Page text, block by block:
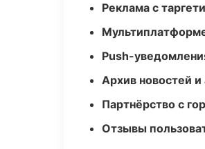
Реклама с
Push-
Архив новостей и
Партнёрство с
Отзывы